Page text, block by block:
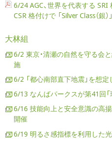
6/24 AGC、世界を代表する
CSR 格付けで 「Silver Class（銀）
大林組
6/2 東京・清瀬の自然を守る会
施
6/2 「都心南部直下地震」を想
6/13 なんばパークスが第41回
6/16 技能向上と安全意識の高揚
開催
6/19 明るさ感指標を利用した